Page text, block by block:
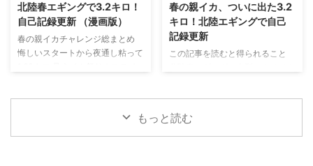
に軽く塩を振り5分ほど置きます
表面に出てきた水分をキッチンペ
ーパーで丁寧に拭き取ったら塩コ
ショウを振ります 次に、 小麦粉
→ 溶き卵 → パン粉 の順番で衣を
...
よく親父と一緒にやっていた
「真鯛のぶっこみ釣り」 最近は
アジングやエギングなど、どちら
かといえばライトで手返しの良い
釣りが中心でしたが、ぶっこみ釣
りますね 仕掛けを遠投して潮を
見ながら、魚が入って ...
北陸春エギングで3.2キロ！
自己記録更新 （漫画版）
春の親イカチャレンジ総まとめ
悔しいスタートから夜通し粘って
春の親イカ、ついに出た3.2
キロ！北陸エギングで自己
記録更新
この記事を読むと得られること
につく 春の親イカチャレンジ 今
回は、春の親イカ狙いの釣行をま
もっと読む